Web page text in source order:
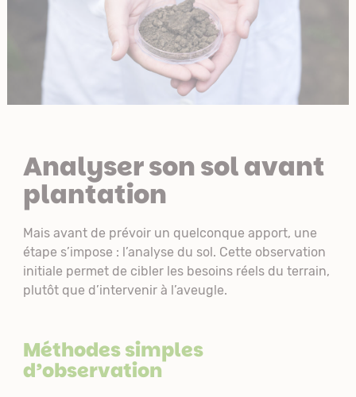
Analyser son sol avant
plantation
Mais avant de prévoir un quelconque apport, une
étape s’impose : l’analyse du sol. Cette observation
initiale permet de cibler les besoins réels du terrain,
plutôt que d’intervenir à l’aveugle.
Méthodes simples
d’observation